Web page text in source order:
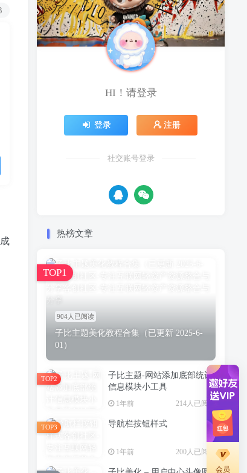
HI！请登录
登录 注册
社交账号登录
热榜文章
904人已阅读
子比主题美化教程合集（已更新 2025-6-
01）
TOP1
子比主题-网站添加底部统计
信息模块小工具
1年前 214人已阅读
TOP2
导航栏按钮样式
1年前 200人已阅读
TOP3
会员